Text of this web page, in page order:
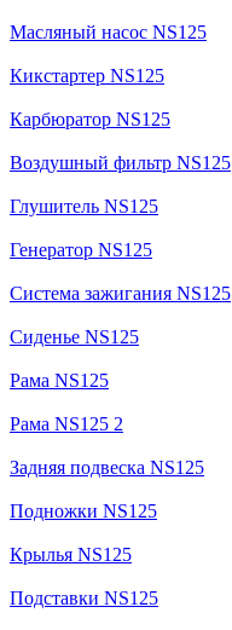
Масляный насос NS125
Кикстартер NS125
Карбюратор NS125
Воздушный фильтр NS125
Глушитель NS125
Генератор NS125
Система зажигания NS125
Сиденье NS125
Рама NS125
Рама NS125 2
Задняя подвеска NS125
Подножки NS125
Крылья NS125
Подставки NS125